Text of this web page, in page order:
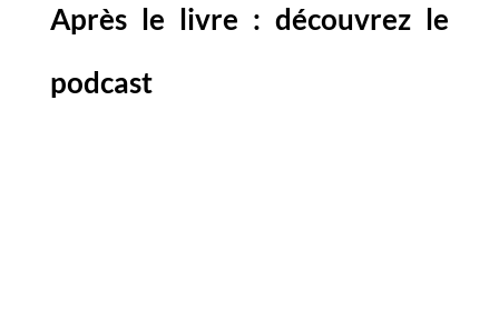
Après le livre : découvrez le
podcast